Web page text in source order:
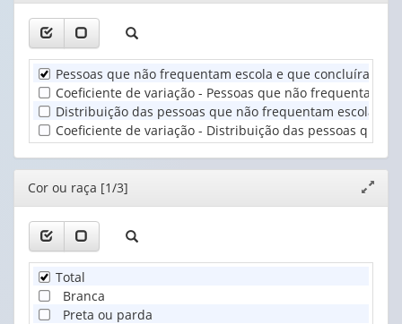
valor):
Unidade
Territorial
(1)
Conclusão
do
curso
técnico
de
nível
m...
Pessoas que não frequentam escola e que concluíram
Coeficiente de variação - Pessoas que não frequentam
Distribuição das pessoas que não frequentam escola e
Coeficiente de variação - Distribuição das pessoas que
Editor
janela
Cor ou raça [1/3]
Total
Branca
Preta ou parda